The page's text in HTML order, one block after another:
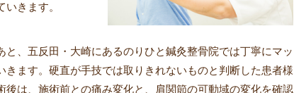
きます。
、五反田・大崎にあるのりひと鍼灸整骨院では丁寧にマッ
ます。硬直が手技では取りきれないものと判断した患者様
は、施術前との痛み変化と、肩関節の可動域の変化を確認